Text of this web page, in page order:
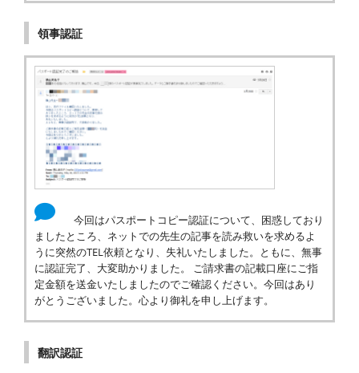
領事認証
今回はパスポートコピー認証について、困惑しており
ましたところ、ネットでの先生の記事を読み救いを求めるよ
うに突然のTEL依頼となり、失礼いたしました。ともに、無事
に認証完了、大変助かりました。 ご請求書の記載口座にご指
定金額を送金いたしましたのでご確認ください。今回はあり
がとうございました。心より御礼を申し上げます。
翻訳認証